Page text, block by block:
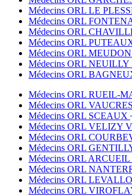
Médecins ORL LE
Médecins ORL
Médecins ORL
Médecins ORL
Médecins ORL
Médecins ORL NEUILLY
Médecins ORL
Médecins ORL RUEIL-
Médecins ORL
Médecins ORL SCEAUX
Médecins ORL VELIZY
Médecins ORL
Médecins ORL
Médecins ORL ARCUEIL
Médecins ORL
Médecins ORL
Médecins ORL